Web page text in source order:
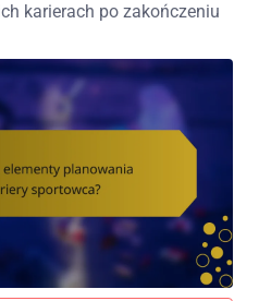
karierach po zakończeniu